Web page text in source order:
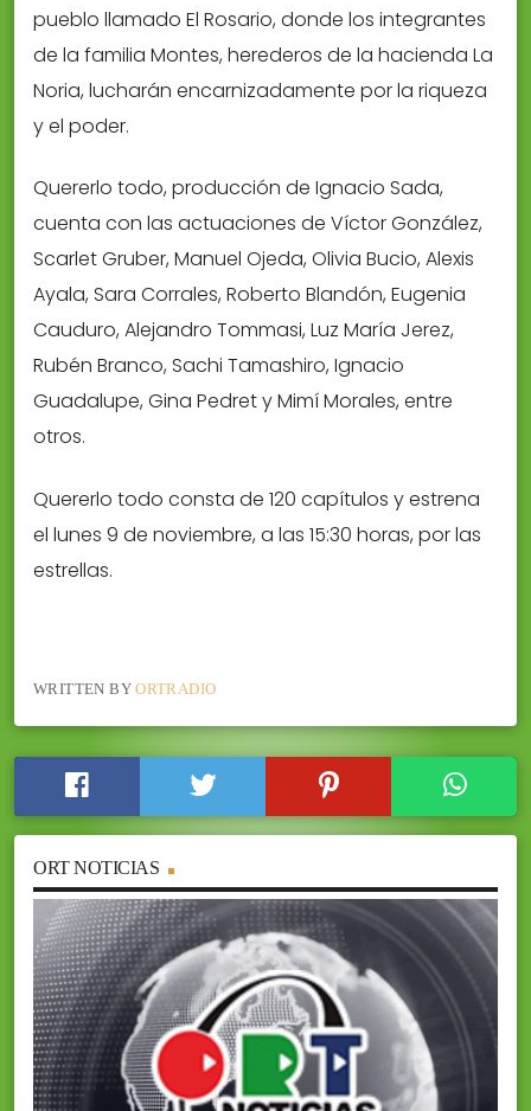
pueblo llamado El Rosario, donde los integrantes
de la familia Montes, herederos de la hacienda La
Noria, lucharán encarnizadamente por la riqueza
y el poder.
Quererlo todo, producción de Ignacio Sada,
cuenta con las actuaciones de Víctor González,
Scarlet Gruber, Manuel Ojeda, Olivia Bucio, Alexis
Ayala, Sara Corrales, Roberto Blandón, Eugenia
Cauduro, Alejandro Tommasi, Luz María Jerez,
Rubén Branco, Sachi Tamashiro, Ignacio
Guadalupe, Gina Pedret y Mimí Morales, entre
otros.
Quererlo todo consta de 120 capítulos y estrena
el lunes 9 de noviembre, a las 15:30 horas, por las
estrellas.
WRITTEN BYORTRADIO
ORT NOTICIAS